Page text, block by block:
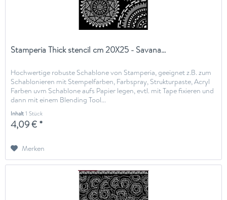
Stamperia Thick stencil cm 20X25 - Savana...
Hochwertige robuste Schablone von Stamperia, geeignet z.B. zum
Schablonieren mit Stempelfarben, Farbspray, Strukturpaste, Acryl
Farben uvm Schablone aufs Papier legen, evtl. mit Tape fixieren und
dann mit einem Blending Tool...
Inhalt1 Stück
4,09 € *
Merken